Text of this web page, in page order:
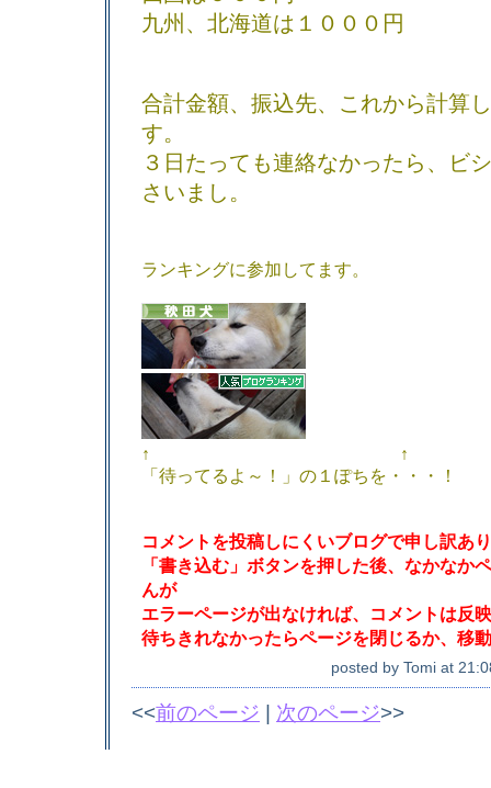
九州、北海道は１０００円
合計金額、振込先、これから計算
す。
３日たっても連絡なかったら、ビ
さいまし。
ランキングに参加してます。
↑ ↑
「待ってるよ～！」の１ぽちを・・・！
コメントを投稿しにくいブログで申し訳あ
「書き込む」ボタンを押した後、なかなか
んが
エラーページが出なければ、コメントは反
待ちきれなかったらページを閉じるか、移
posted by Tomi at
<<前のページ 次のページ>>